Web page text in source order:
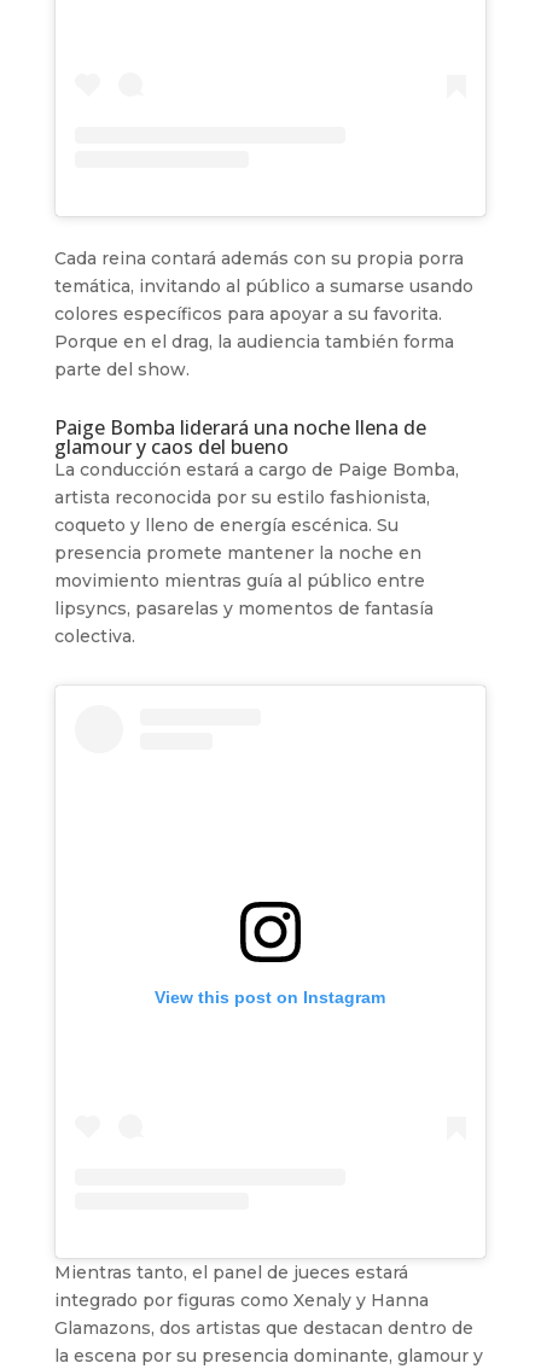
Cada reina contará además con su propia porra
temática, invitando al público a sumarse usando
colores específicos para apoyar a su favorita.
Porque en el drag, la audiencia también forma
parte del show.
Paige Bomba liderará una noche llena de
glamour y caos del bueno
La conducción estará a cargo de Paige Bomba,
artista reconocida por su estilo fashionista,
coqueto y lleno de energía escénica. Su
presencia promete mantener la noche en
movimiento mientras guía al público entre
lipsyncs, pasarelas y momentos de fantasía
colectiva.
View this post on Instagram
Mientras tanto, el panel de jueces estará
integrado por figuras como Xenaly y Hanna
Glamazons, dos artistas que destacan dentro de
la escena por su presencia dominante, glamour y